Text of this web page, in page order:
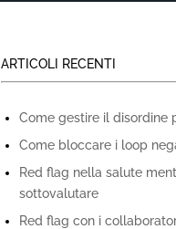
ARTICOLI RECENTI
Come gestire il disordine
Come bloccare i loop
Red flag nella salute
sottovalutare
Red flag con i